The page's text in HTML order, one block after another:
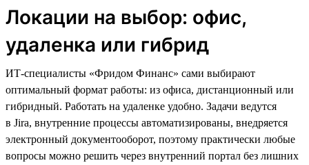
Локации на выбор: офис,
удаленка или гибрид
ИТ-специалисты «Фридом Финанс» сами выбирают
оптимальный формат работы: из офиса, дистанционный или
гибридный. Работать на удаленке удобно. Задачи ведутся
в Jira, внутренние процессы автоматизированы, внедряется
электронный документооборот, поэтому практически любые
вопросы можно решить через внутренний портал без лишних